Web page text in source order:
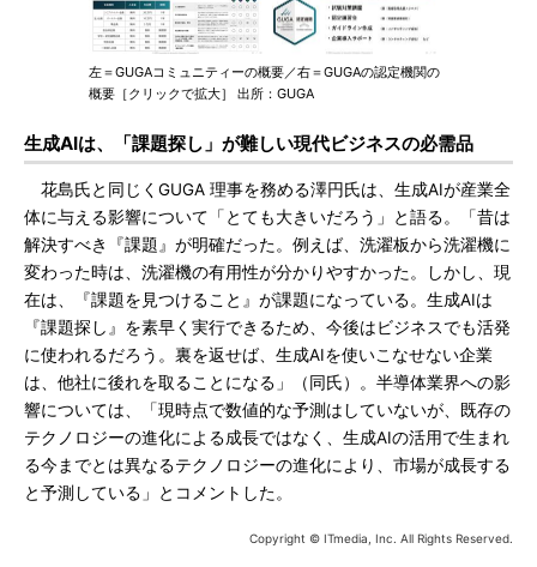
左＝GUGAコミュニティーの概要／右＝GUGAの認定機関の
概要［クリックで拡大］ 出所：GUGA
生成AIは、「課題探し」が難しい現代ビジネスの必需品
花島氏と同じくGUGA 理事を務める澤円氏は、生成AIが産業全
体に与える影響について「とても大きいだろう」と語る。「昔は
解決すべき『課題』が明確だった。例えば、洗濯板から洗濯機に
変わった時は、洗濯機の有用性が分かりやすかった。しかし、現
在は、『課題を見つけること』が課題になっている。生成AIは
『課題探し』を素早く実行できるため、今後はビジネスでも活発
に使われるだろう。裏を返せば、生成AIを使いこなせない企業
は、他社に後れを取ることになる」（同氏）。半導体業界への影
響については、「現時点で数値的な予測はしていないが、既存の
テクノロジーの進化による成長ではなく、生成AIの活用で生まれ
る今までとは異なるテクノロジーの進化により、市場が成長する
と予測している」とコメントした。
Copyright © ITmedia, Inc. All Rights Reserved.